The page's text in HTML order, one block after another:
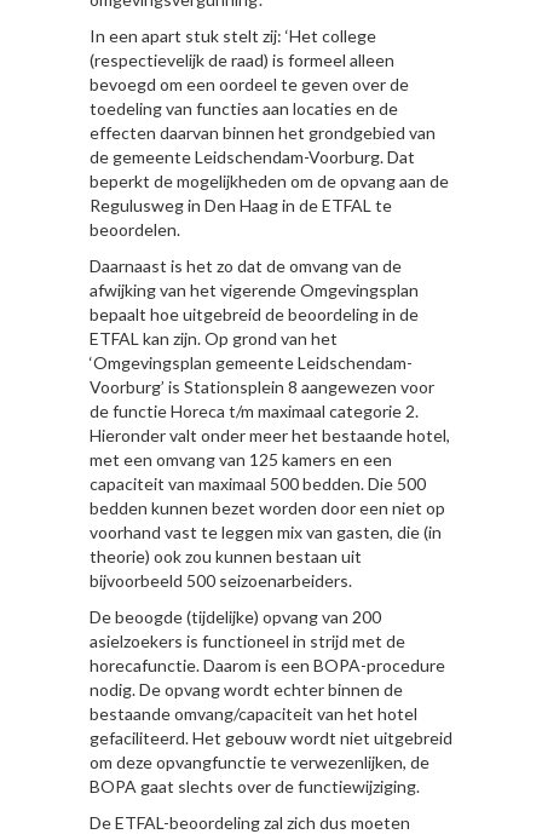
In een apart stuk stelt zij: ‘Het college
(respectievelijk de raad) is formeel alleen
bevoegd om een oordeel te geven over de
toedeling van functies aan locaties en de
effecten daarvan binnen het grondgebied van
de gemeente Leidschendam-Voorburg. Dat
beperkt de mogelijkheden om de opvang aan de
Regulusweg in Den Haag in de ETFAL te
beoordelen.
Daarnaast is het zo dat de omvang van de
afwijking van het vigerende Omgevingsplan
bepaalt hoe uitgebreid de beoordeling in de
ETFAL kan zijn. Op grond van het
‘Omgevingsplan gemeente Leidschendam-
Voorburg’ is Stationsplein 8 aangewezen voor
de functie Horeca t/m maximaal categorie 2.
Hieronder valt onder meer het bestaande hotel,
met een omvang van 125 kamers en een
capaciteit van maximaal 500 bedden. Die 500
bedden kunnen bezet worden door een niet op
voorhand vast te leggen mix van gasten, die (in
theorie) ook zou kunnen bestaan uit
bijvoorbeeld 500 seizoenarbeiders.
De beoogde (tijdelijke) opvang van 200
asielzoekers is functioneel in strijd met de
horecafunctie. Daarom is een BOPA-procedure
nodig. De opvang wordt echter binnen de
bestaande omvang/capaciteit van het hotel
gefaciliteerd. Het gebouw wordt niet uitgebreid
om deze opvangfunctie te verwezenlijken, de
BOPA gaat slechts over de functiewijziging.
De ETFAL-beoordeling zal zich dus moeten